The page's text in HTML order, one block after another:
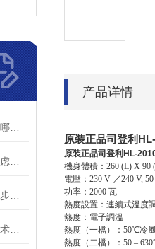
产品详情
原装正品司登利
原装正品司登利HL-
機身體積：260 (L) X 90
電壓：230 V ／240 V,
功率：2000 瓦
熱度設置：連續式溫度
熱度：電子調溫
熱度（一檔）：50℃冷
熱度（二檔）：50 –